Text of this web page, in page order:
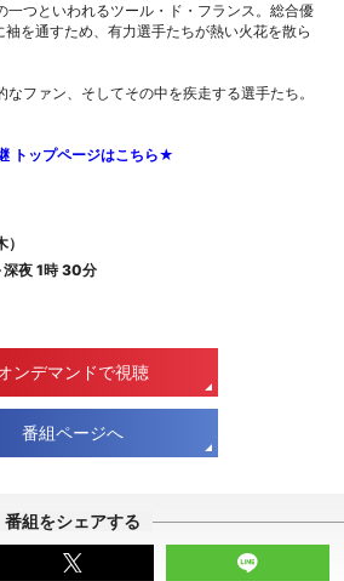
一つといわれるツール・ド・フランス。総合優
袖を通すため、有力選手たちが熱い火花を散ら
ファン、そしてその中を疾走する選手たち。
トップページはこちら★
夜 1時 30分
ンデマンドで視聴
番組ページへ
番組をシェアする